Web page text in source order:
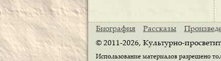
Биография Рассказы
© 2011-2026, Культурно-
Использование материалов разрешено